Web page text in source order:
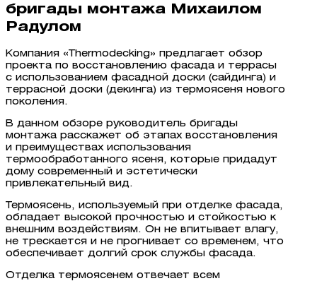
бригады монтажа Михаилом
Радулом
Компания «Thermodecking» предлагает обзор
проекта по восстановлению фасада и террасы
с использованием фасадной доски (сайдинга) и
террасной доски (декинга) из термоясеня нового
поколения.
В данном обзоре руководитель бригады
монтажа расскажет об этапах восстановления
и преимуществах использования
термообработанного ясеня, которые придадут
дому современный и эстетически
привлекательный вид.
Термоясень, используемый при отделке фасада,
обладает высокой прочностью и стойкостью к
внешним воздействиям. Он не впитывает влагу,
не трескается и не прогнивает со временем, что
обеспечивает долгий срок службы фасада.
Отделка термоясенем отвечает всем